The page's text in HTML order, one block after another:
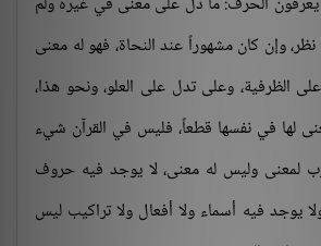
وإن كان مشهوراً عند النحاة، فهو له معنى
الظرفية، وعلى تدل على العلو، ونحو هذا،
لها في نفسها قطعاً، فليس في القرآن شيء
لمعنى وليس له معنى، لا يوجد فيه حروف
يوجد فيه أسماء ولا أفعال ولا تراكيب ليس